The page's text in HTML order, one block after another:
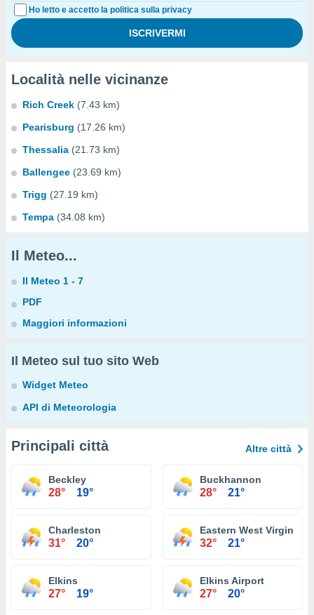
Ho letto e accetto la politica sulla privacy
Località nelle vicinanze
Rich Creek (7.43 km)
Pearisburg (17.26 km)
Thessalia (21.73 km)
Ballengee (23.69 km)
Trigg (27.19 km)
Tempa (34.08 km)
Il Meteo...
Il Meteo 1 - 7
PDF
Maggiori informazioni
Il Meteo sul tuo sito Web
Widget Meteo
API di Meteorologia
Principali città Altre città
Beckley
28° 19°
Buckhannon
28° 21°
Charleston
31° 20°
Eastern West Virginia
32° 21°
Elkins
27° 19°
Elkins Airport
27° 20°